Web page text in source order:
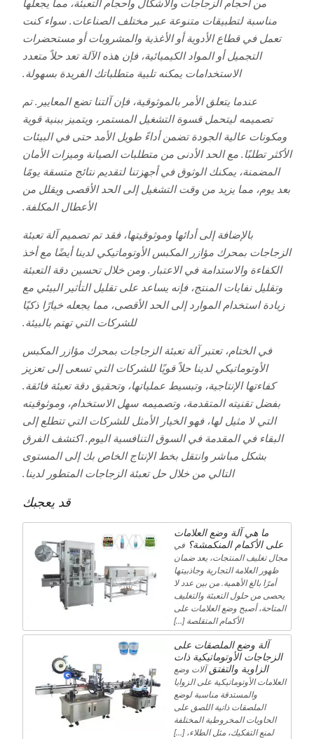
مناسبة لتطبيقات متنوعة عبر مختلف الصناعات. سواء كنت
تعمل في قطاع الأدوية أو الأغذية والمشروبات أو مستحضرات
التجميل أو المواد الكيميائية، فإن هذه الآلة تعد حلاً متعدد
الاستخدامات يمكنه تلبية متطلباتك الفريدة بسهولة.
عندما يتعلق الأمر بالموثوقية، فإن آلتنا تضع المعايير. تم
تصميمه ليتحمل قسوة التشغيل المستمر، ويتميز ببنية قوية
ومكونات عالية الجودة تضمن أداءً طويل الأمد حتى في البيئات
الأكثر تطلبًا. مع الحد الأدنى من متطلبات الصيانة وميزات الأمان
المضمنة، يمكنك الوثوق في أجهزتنا لتقديم نتائج متسقة يومًا
بعد يوم، مما يزيد من وقت التشغيل إلى الحد الأقصى ويقلل من
الأعطال المكلفة.
بالإضافة إلى أدائها وموثوقيتها، فقد تم تصميم آلة تعبئة
الزجاجات بمحرك مؤازر المكبس الأوتوماتيكي لدينا أيضًا مع أخذ
الكفاءة والاستدامة في الاعتبار. ومن خلال تحسين دقة التعبئة
وتقليل نفايات المنتج، فإنه يساعد على تقليل التأثير البيئي مع
زيادة استخدام الموارد إلى الحد الأقصى، مما يجعله خيارًا ذكيًا
للشركات التي تهتم بالبيئة.
في الختام، تعتبر آلة تعبئة الزجاجات بمحرك مؤازر المكبس
الأوتوماتيكي لدينا حلاً قويًا للشركات التي تسعى إلى تعزيز
كفاءتها الإنتاجية، وتبسيط عملياتها، وتحقيق دقة تعبئة فائقة.
بفضل تقنيته المتقدمة، وتصميمه سهل الاستخدام، وموثوقيته
التي لا مثيل لها، فهو الخيار الأمثل للشركات التي تتطلع إلى
البقاء في المقدمة في السوق التنافسية اليوم. اكتشف الفرق
بشكل مباشر وانتقل بخط الإنتاج الخاص بك إلى المستوى
التالي من خلال حل تعبئة الزجاجات المتطور لدينا.
قد يعجبك
ما هي آلة وضع العلامات
على الأكمام المنكمشة؟ في
مجال تغليف المنتجات، يعد ضمان
ظهور العلامة التجارية وجاذبيتها
أمرًا بالغ الأهمية. من بين عدد لا
يحصى من حلول التعبئة والتغليف
المتاحة، أصبح وضع العلامات على
الأكمام المتقلصة […]
آلة وضع الملصقات على
الزجاجات الأوتوماتيكية ذات
الزاوية والتفتق آلات وضع
العلامات الأوتوماتيكية على الزوايا
والمستدقة مناسبة لوضع
الملصقات ذاتية اللصق على
الحاويات المخروطية المختلفة
لمنع التفكيك، مثل الطلاء، […]